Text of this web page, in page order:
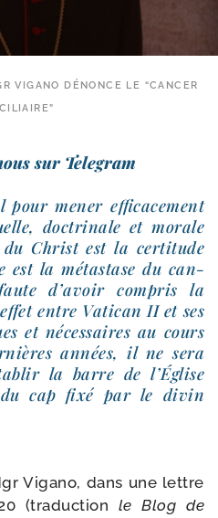
VIGANO DÉNONCE LE “CANCER
sur Telegram
pour mener effi­ca­ce­ment
doc­tri­nale et morale
du Christ est la cer­ti­tude
est la méta­stase du can­
d’avoir com­pris la
entre Vatican II et ses
et néces­saires au cours
années, il ne sera
la barre de l’Église
cap fixé par le divin
Vigano, dans une lettre
(tra­duc­tion le Blog de